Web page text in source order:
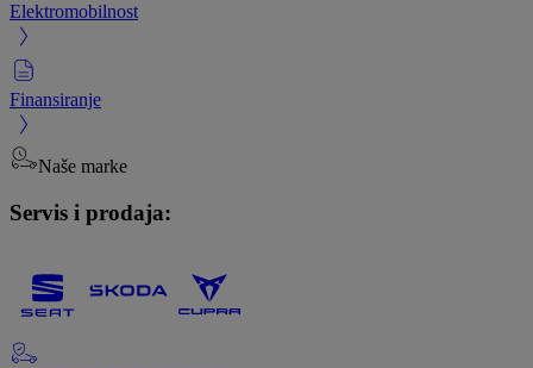
Elektromobilnost
Finansiranje
Naše marke
Servis i prodaja: